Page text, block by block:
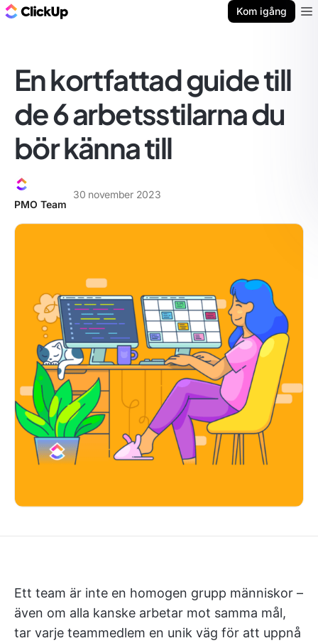
Kom igång
En kortfattad guide till
de 6 arbetsstilarna du
bör känna till
PMO Team
30 november 2023
Ett team är inte en homogen grupp människor –
även om alla kanske arbetar mot samma mål,
tar varje teammedlem en unik väg för att uppnå